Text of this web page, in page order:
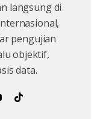
langsung di
pengujian
objektif,
data.